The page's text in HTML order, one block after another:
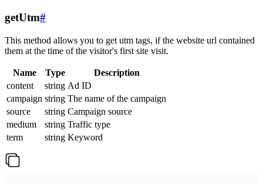
getUtm#
This method allows you to get utm tags, if the website url contained
them at the time of the visitor's first site visit.
Name Type
Description
content
string Ad ID
campaign string The name of the campaign
source
string Campaign source
medium
string Traffic type
term
string Keyword